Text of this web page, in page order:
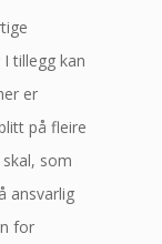
tillegg kan
er
på fleire
som
ansvarlig
for